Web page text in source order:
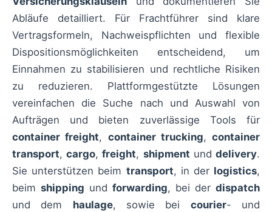
Abläufe detailliert. Für Frachtführer sind klare
Vertragsformeln, Nachweispflichten und flexible
Dispositionsmöglichkeiten entscheidend, um
Einnahmen zu stabilisieren und rechtliche Risiken
zu reduzieren. Plattformgestützte Lösungen
vereinfachen die Suche nach und Auswahl von
Aufträgen und bieten zuverlässige Tools für
container freight, container trucking, container
transport,cargo,freight, shipment unddelivery.
Sie unterstützen beim transport, in der logistics,
beim shipping und forwarding, bei der dispatch
und dem haulage, sowie bei courier- und